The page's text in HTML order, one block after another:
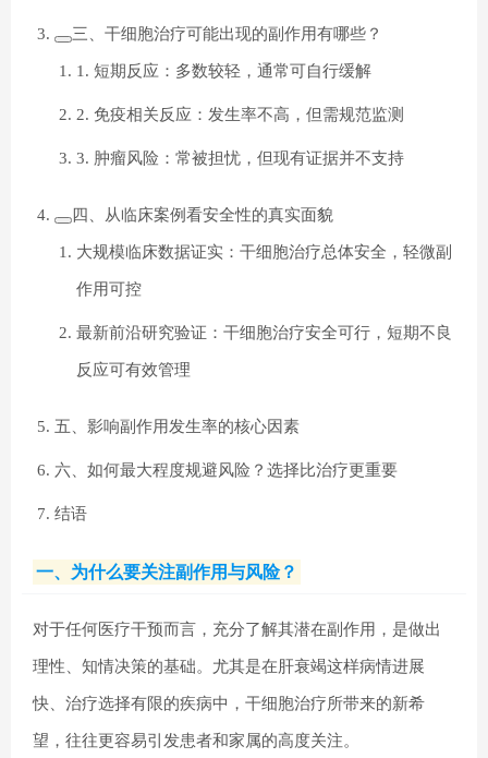
三、干细胞治疗可能出现的副作用有哪些？
1. 短期反应：多数较轻，通常可自行缓解
2. 免疫相关反应：发生率不高，但需规范监测
3. 肿瘤风险：常被担忧，但现有证据并不支持
四、从临床案例看安全性的真实面貌
大规模临床数据证实：干细胞治疗总体安全，轻微副
作用可控
最新前沿研究验证：干细胞治疗安全可行，短期不良
反应可有效管理
五、影响副作用发生率的核心因素
六、如何最大程度规避风险？选择比治疗更重要
结语
一、为什么要关注副作用与风险？
对于任何医疗干预而言，充分了解其潜在副作用，是做出
理性、知情决策的基础。尤其是在肝衰竭这样病情进展
快、治疗选择有限的疾病中，干细胞治疗所带来的新希
望，往往更容易引发患者和家属的高度关注。